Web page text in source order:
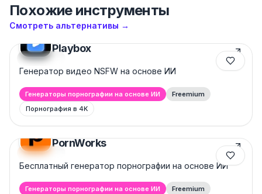
Похожие инструменты
Смотреть альтернативы →
Featured
Playbox
Генератор видео NSFW на основе ИИ
Генераторы порнографии на основе ИИ
Freemium
Порнография в 4K
Featured
PornWorks
Бесплатный генератор порнографии на основе ИИ
Генераторы порнографии на основе ИИ
Freemium